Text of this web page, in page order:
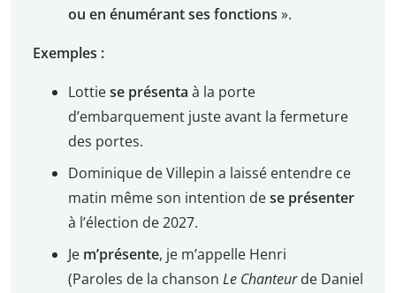
ou en énumérant ses fonctions ».
Exemples :
Lottiese présenta à la porte
d’embarquement juste avant la fermeture
des portes.
Dominique de Villepin a laissé entendre ce
matin même son intention dese présenter
à l’élection de 2027.
Je m’présente, je m’appelle Henri
(Paroles de la chanson Le Chanteurde Daniel